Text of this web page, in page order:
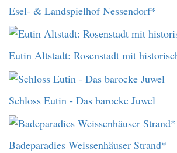
Esel- & Landspielhof Nessendorf*
Eutin Altstadt: Rosenstadt mit
Schloss Eutin - Das barocke Juwel
Badeparadies Weissenhäuser Strand*